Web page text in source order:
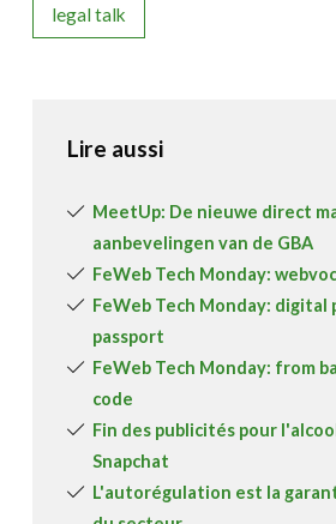
legal talk
Lire aussi
MeetUp: De nieuwe direct
aanbevelingen van de GBA
FeWeb Tech Monday:
FeWeb Tech Monday: digital
passport
FeWeb Tech Monday: from
code
Fin des publicités pour
Snapchat
L'autorégulation est la